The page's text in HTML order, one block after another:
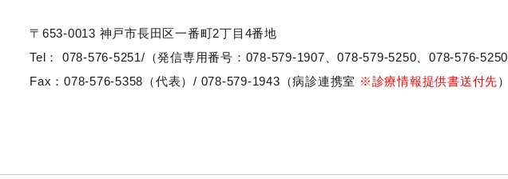
〒653-0013 神戸市長田区一番町2丁目4番地
Tel：
078-576-5251/（発信専用番号：078-579-1907、078-579-5250、 078-576-5250
Fax：078-576-5358（代表）/ 078-579-1943（病診連携室 ※診療情報提供書送付先）